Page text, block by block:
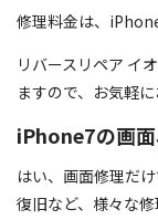
修理料金は、
リバースリペア イ
ますので、お気軽
iPhone7の画
はい、画面修理だ
復旧など、様々な修